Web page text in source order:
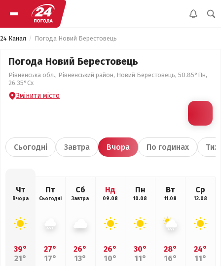
24 Канал Погода Новий Берестовець
Погода Новий Берестовець
Рівненська обл., Рівненський район, Новий Берестовець, 50.85°Пн,
26.35°Сх
Змінити місто
Сьогодні Завтра Вчора По годинах
Чт
Вчора
39°
21°
Пт
Сьогодні
27°
17°
Сб
Завтра
26°
13°
Нд
09.08
26°
10°
Пн
10.08
30°
11°
Вт
11.08
28°
16°
Ср
12.08
24°
11°